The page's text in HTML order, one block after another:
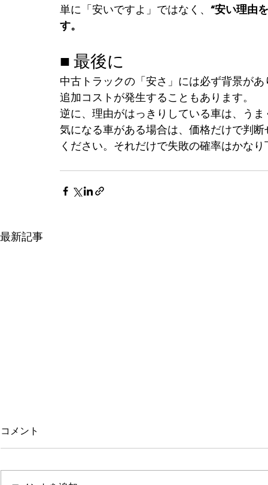
単に「安いですよ」ではなく、 “安い理由
す。
■ 最後に
中古トラックの「安さ」には必ず背景が
追加コストが発生することもあります。
逆に、理由がはっきりしている車は、う
気になる車がある場合は、価格だけで判
ください。それだけで失敗の確率はかな
最新記事
平クレーンはなぜ人気なの
コメント